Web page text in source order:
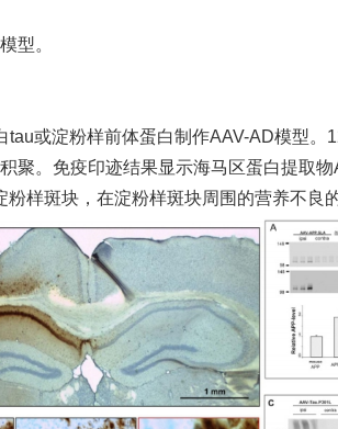
型。
或淀粉样前体蛋白制作AAV-AD模型
聚。免疫印迹结果显示海马区蛋白提取
样斑块，在淀粉样斑块周围的营养不良